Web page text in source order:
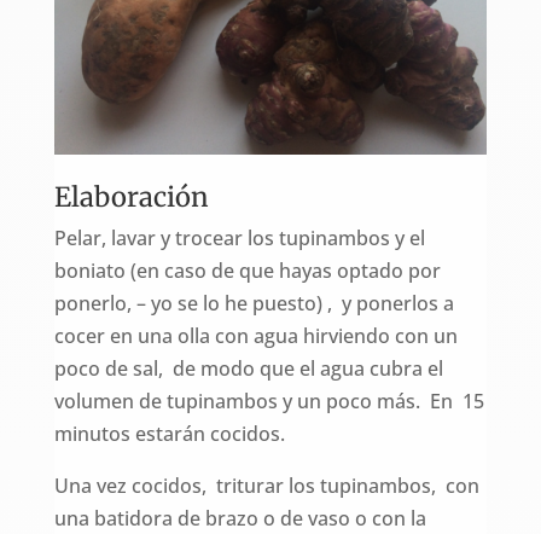
Elaboración
Pelar, lavar y trocear los tupinambos y el
boniato (en caso de que hayas optado por
ponerlo, – yo se lo he puesto) , y ponerlos a
cocer en una olla con agua hirviendo con un
poco de sal, de modo que el agua cubra el
volumen de tupinambos y un poco más. En 15
minutos estarán cocidos.
Una vez cocidos, triturar los tupinambos, con
una batidora de brazo o de vaso o con la